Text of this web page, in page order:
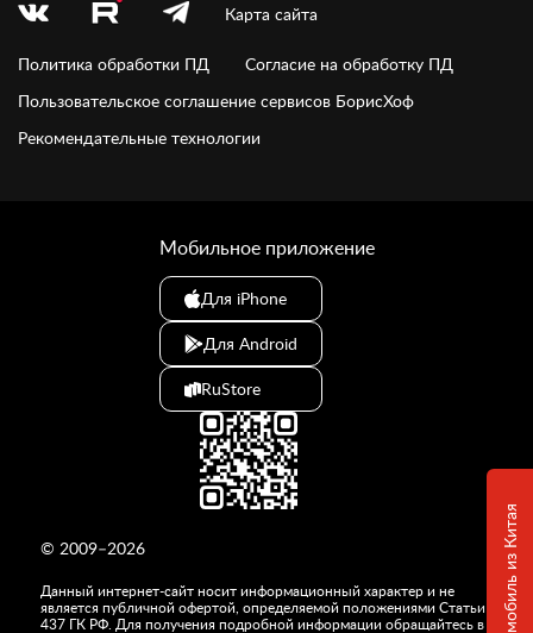
Карта сайта
Политика обработки ПД
Согласие на обработку ПД
Пользовательское соглашение сервисов БорисХоф
Рекомендательные технологии
© 2009–2026
Данный интернет-сайт носит информационный характер и не
является публичной офертой, определяемой положениями Статьи
437 ГК РФ. Для получения подробной информации обращайтесь в
Мобильное приложение
Для iPhone
Для Android
RuStore